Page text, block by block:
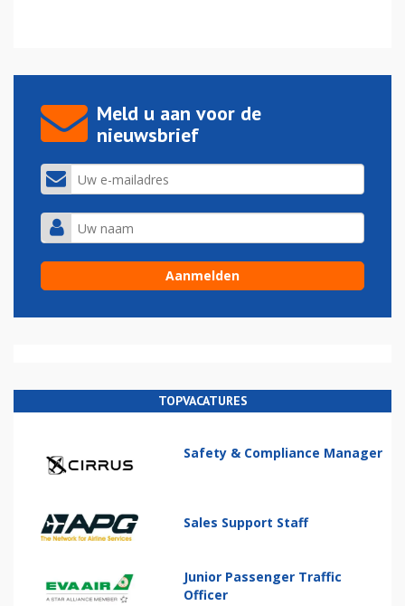
Meld u aan voor de
nieuwsbrief
TOPVACATURES
Safety & Compliance Manager
Sales Support Staff
Junior Passenger Traffic
Officer